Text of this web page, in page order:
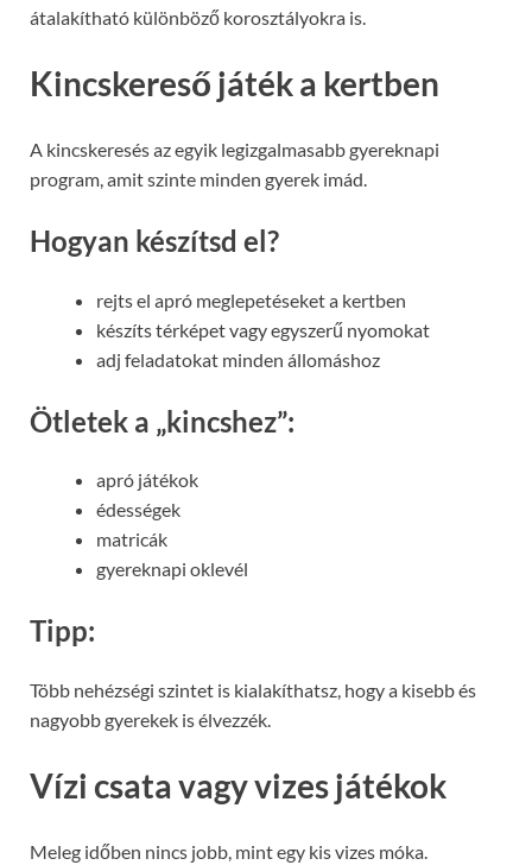
átalakítható különböző korosztályokra is.
Kincskereső játék a kertben
A kincskeresés az egyik legizgalmasabb gyereknapi
program, amit szinte minden gyerek imád.
Hogyan készítsd el?
rejts el apró meglepetéseket a kertben
készíts térképet vagy egyszerű nyomokat
adj feladatokat minden állomáshoz
Ötletek a „kincshez”:
apró játékok
édességek
matricák
gyereknapi oklevél
Tipp:
Több nehézségi szintet is kialakíthatsz, hogy a kisebb és
nagyobb gyerekek is élvezzék.
Vízi csata vagy vizes játékok
Meleg időben nincs jobb, mint egy kis vizes móka.